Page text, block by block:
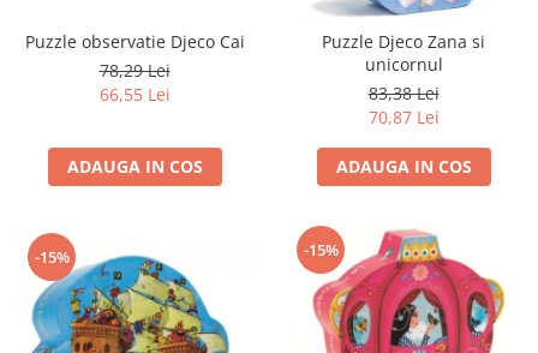
Puzzle observatie Djeco Cai
78,29 Lei
66,55 Lei
ADAUGA IN COS
Puzzle Djeco Zana si
unicornul
83,38 Lei
70,87 Lei
ADAUGA IN COS
-15% -15%